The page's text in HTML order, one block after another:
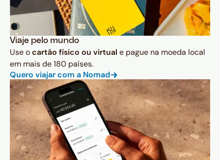
Viaje pelo mundo
Use ocartão físico ou virtual e pague na moeda local
em mais de 180 países.
Quero viajar com a Nomad